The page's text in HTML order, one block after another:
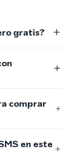
gratis?
comprar
en este